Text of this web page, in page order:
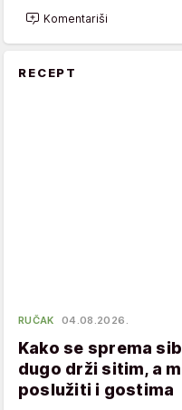
Komentariši
RECEPT
RUČAK 04.08.2026.
Kako se sprema
dugo drži sitim, a
poslužiti i gostima